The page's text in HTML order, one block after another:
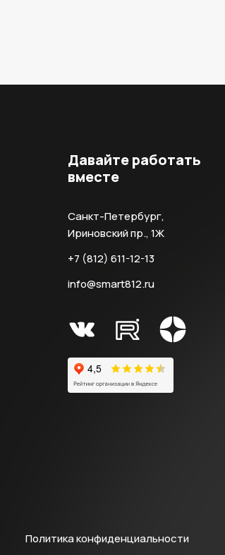
Давайте работать
вместе
Санкт-Петербург,
Ириновский пр., 1Ж
+7 (812) 611-12-13
info@smart812.ru
Политика конфиденциальности